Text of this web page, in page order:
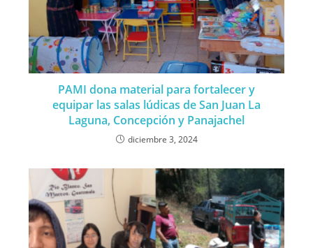
PAMI dona material para fortalecer y
equipar las salas lúdicas de San Juan La
Laguna, Concepción y Panajachel
diciembre 3, 2024